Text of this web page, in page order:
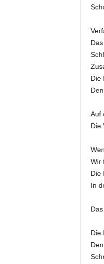
Die
Auf
Die
Wir
Die
In
Die